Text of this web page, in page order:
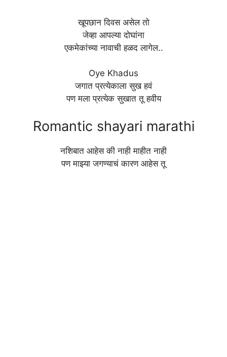
खूपछान दिवस असेल तो
जेव्हा आपल्या दोघांना
एकमेकांच्या नावाची हळद लागेल..
Oye Khadus
जगात प्रत्येकाला सुख हवं
पण मला प्रत्येक सुखात तू हवीय
Romantic shayari marathi
नशिबात आहेस की नाही माहीत नाही
पण माझ्या जगण्याचं कारण आहेस तू